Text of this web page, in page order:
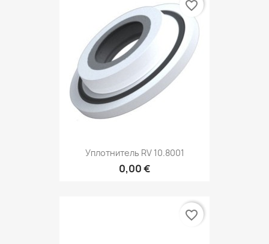
Уплотнитель RV 10.8001
0,00 €
favorite_border
favorite_border